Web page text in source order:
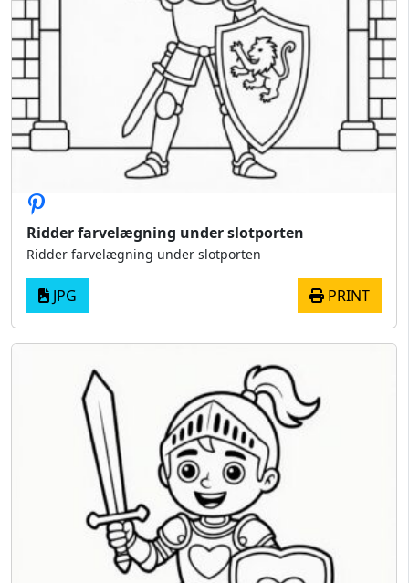
Ridder farvelægning under slotporten
Ridder farvelægning under slotporten
JPG PRINT